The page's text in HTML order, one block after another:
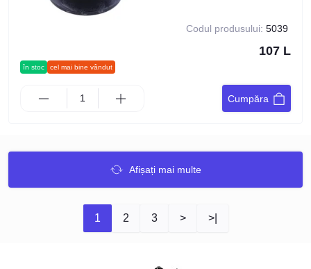
în stoc cel mai bine vândut
Codul produsului: 5039
107 L
Cumpăra
Afișați mai multe
1 2 3 > >|